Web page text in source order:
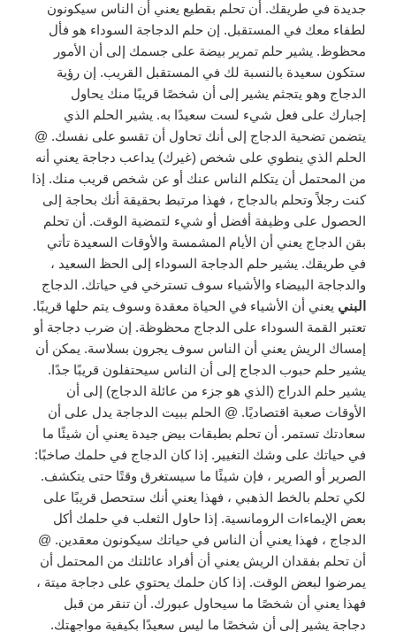
جديدة في طريقك. أن تحلم بقطيع يعني أن الناس سيكونون
لطفاء معك في المستقبل. إن حلم الدجاجة السوداء هو فأل
محظوظ. يشير حلم تمرير بيضة على جسمك إلى أن الأمور
ستكون سعيدة بالنسبة لك في المستقبل القريب. إن رؤية
الدجاج وهو يتجثم يشير إلى أن شخصًا قريبًا منك يحاول
إجبارك على فعل شيء لست سعيدًا به. يشير الحلم الذي
يتضمن تضحية الدجاج إلى أنك تحاول أن تقسو على نفسك. @
الحلم الذي ينطوي على شخص (غيرك) يداعب دجاجة يعني أنه
من المحتمل أن يتكلم الناس عنك أو عن شخص قريب منك. إذا
كنت رجلاً وتحلم بالدجاج ، فهذا مرتبط بحقيقة أنك بحاجة إلى
الحصول على وظيفة أفضل أو شيء لتمضية الوقت. أن تحلم
بقن الدجاج يعني أن الأيام المشمسة والأوقات السعيدة تأتي
في طريقك. يشير حلم الدجاجة السوداء إلى الحظ السعيد ،
والدجاجة البيضاء والأشياء سوف تسترخي في حياتك. الدجاج
البني يعني أن الأشياء في الحياة معقدة وسوف يتم حلها قريبًا.
تعتبر القمة السوداء على الدجاج محظوظة. إن ضرب دجاجة أو
إمساك الريش يعني أن الناس سوف يجرون بسلاسة. يمكن أن
يشير حلم حبوب الدجاج إلى أن الناس سيحتفلون قريبًا جدًا.
يشير حلم الدراج (الذي هو جزء من عائلة الدجاج) إلى أن
الأوقات صعبة اقتصاديًا. @ الحلم ببيت الدجاجة يدل على أن
سعادتك تستمر. أن تحلم بطبقات بيض جيدة يعني أن شيئًا ما
في حياتك على وشك التغيير. إذا كان الدجاج في حلمك صاخبًا:
الصرير أو الصرير ، فإن شيئًا ما سيستغرق وقتًا حتى يتكشف.
لكي تحلم بالخط الذهبي ، فهذا يعني أنك ستحصل قريبًا على
بعض الإيماءات الرومانسية. إذا حاول الثعلب في حلمك أكل
الدجاج ، فهذا يعني أن الناس في حياتك سيكونون معقدين. @
أن تحلم بفقدان الريش يعني أن أفراد عائلتك من المحتمل أن
يمرضوا لبعض الوقت. إذا كان حلمك يحتوي على دجاجة ميتة ،
فهذا يعني أن شخصًا ما سيحاول عبورك. أن تنقر من قبل
دجاجة يشير إلى أن شخصًا ما ليس سعيدًا بكيفية مواجهتك.